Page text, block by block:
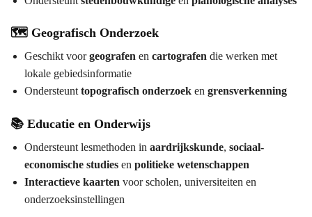
🗺️ Geografisch Onderzoek
Geschikt voorgeografen en cartografen die werken met
lokale gebiedsinformatie
Ondersteunt topografisch onderzoek en grensverkenning
📚 Educatie en Onderwijs
Ondersteunt lesmethoden in aardrijkskunde, sociaal-
economische studies en politieke wetenschappen
Interactieve kaarten voor scholen, universiteiten en
onderzoeksinstellingen